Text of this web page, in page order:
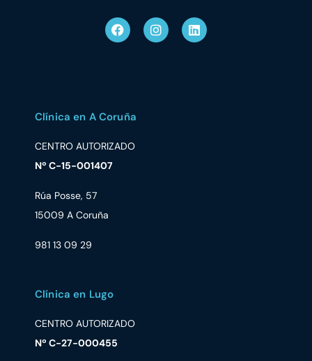
Clínica en A Coruña
CENTRO AUTORIZADO
Nº C-15-001407
Rúa Posse, 57
15009 A Coruña
981 13 09 29
Clínica en Lugo
CENTRO AUTORIZADO
Nº C-27-000455